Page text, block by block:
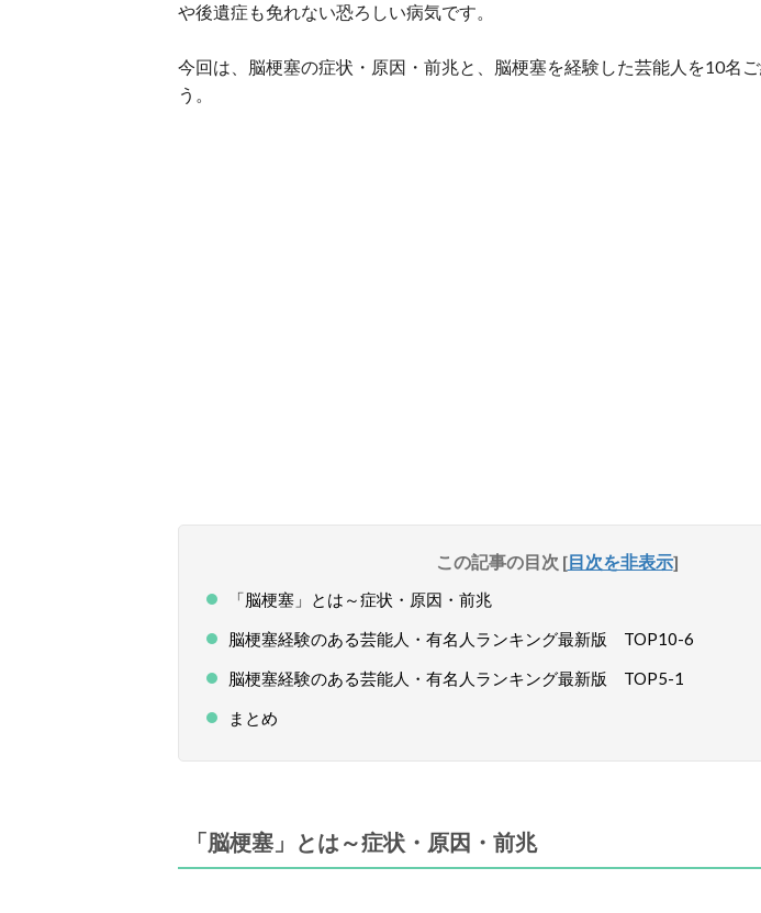
や後遺症も免れない恐ろしい病気です。
今回は、脳梗塞の症状・原因・前兆と、脳梗塞を経験した芸能人を10名
う。
この記事の目次 [目次を非表示]
「脳梗塞」とは～症状・原因・前兆
脳梗塞経験のある芸能人・有名人ランキング最新版 TOP10-6
脳梗塞経験のある芸能人・有名人ランキング最新版 TOP5-1
まとめ
「脳梗塞」とは～症状・原因・前兆